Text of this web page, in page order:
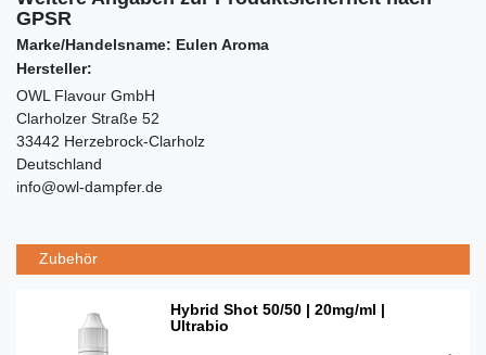
GPSR
Marke/Handelsname: Eulen Aroma
Hersteller:
OWL Flavour GmbH
Clarholzer Straße 52
33442 Herzebrock-Clarholz
Deutschland
info@owl-dampfer.de
Zubehör
Hybrid Shot 50/50 | 20mg/ml |
Ultrabio